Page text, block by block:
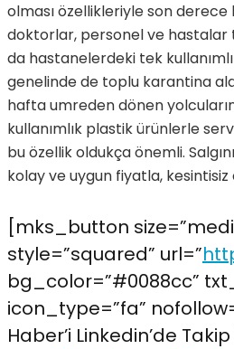
olması özellikleriyle son derece
doktorlar, personel ve hastalar
da hastanelerdeki tek
genelinde de toplu karantina
hafta umreden dönen
kullanımlık plastik ürünlerle
bu özellik oldukça önemli.
kolay ve uygun fiyatla, kesintisiz
[mks_button
style=”squared” url=”
bg_color=”#0088cc”
icon_type=”fa”
Haber’i Linkedin’de